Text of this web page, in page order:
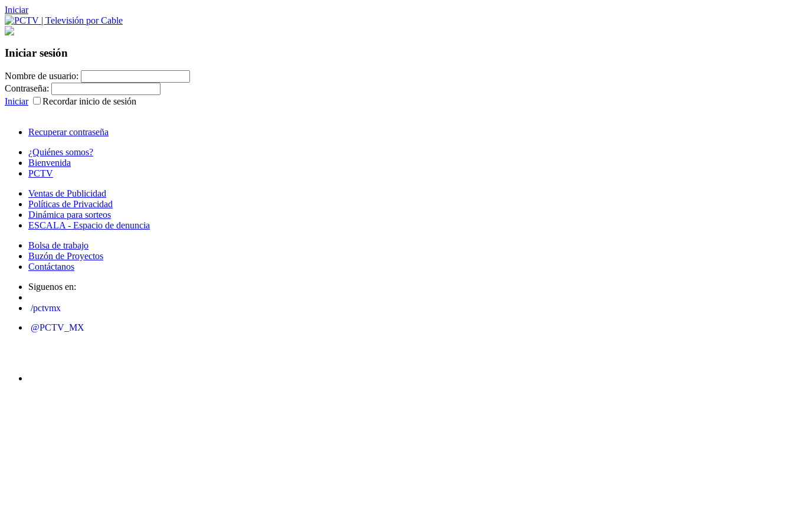
Iniciar
Iniciar sesión
Nombre de usuario:
Contraseña:
Iniciar
Recordar inicio de sesión
Recuperar contraseña
¿Quiénes somos?
Bienvenida
PCTV
Ventas de Publicidad
Políticas de Privacidad
Dinámica para sorteos
ESCALA - Espacio de denuncia
Bolsa de trabajo
Buzón de Proyectos
Contáctanos
Siguenos en:
/pctvmx
@PCTV_MX